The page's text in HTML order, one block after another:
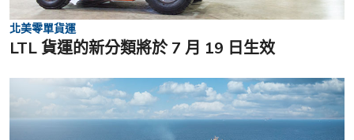
北美零單貨運
LTL 貨運的新分類將於 7 月 19 日生效